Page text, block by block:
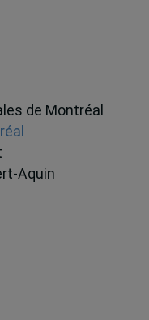
de Montréal
Aquin